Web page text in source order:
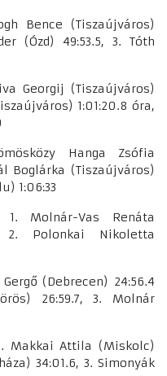
Bence (Tiszaújváros)
(Ózd) 49:53.5, 3. Tóth
Georgij (Tiszaújváros)
1:01:20.8 óra,
Hanga Zsófia
Boglárka (Tiszaújváros)
1:06:33
Molnár-Vas Renáta
2. Polonkai Nikoletta
(Debrecen) 24:56.4
26:59.7, 3. Molnár
Makkai Attila (Miskolc)
34:01.6, 3. Simonyák